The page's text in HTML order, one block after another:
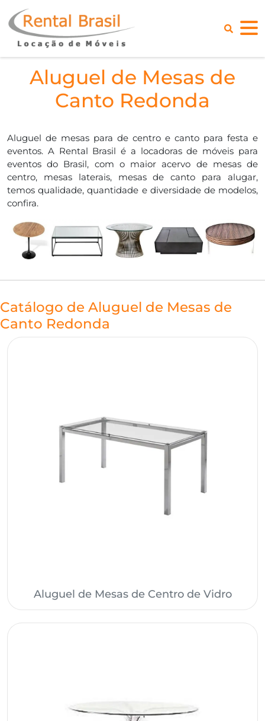
Aluguel de Mesas de
Canto Redonda
Aluguel de mesas para de centro e canto para festa e
eventos. A Rental Brasil é a locadoras de móveis para
eventos do Brasil, com o maior acervo de mesas de
centro, mesas laterais, mesas de canto para alugar,
temos qualidade, quantidade e diversidade de modelos,
confira.
Catálogo de Aluguel de Mesas de
Canto Redonda
Aluguel de Mesas de Centro de Vidro